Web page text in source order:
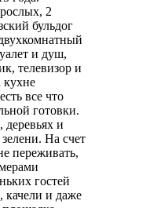
2
бульдог
и душ,
телевизор и
кухне
все что
готовки.
деревьях и
На счет
переживать,
гостей
качели и даже